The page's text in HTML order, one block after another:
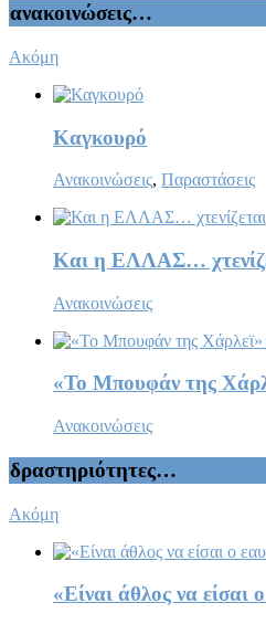
ανακοινώσεις…
Ακόμη
Καγκουρό
Ανακοινώσεις, Παραστάσεις
Και η ΕΛΛΑΣ…
Ανακοινώσεις
«Το Μπουφάν της
Ανακοινώσεις
δραστηριότητες…
Ακόμη
«Είναι άθλος να είσαι